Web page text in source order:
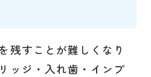
残すことが難しくなり
ッジ・入れ歯・インプ